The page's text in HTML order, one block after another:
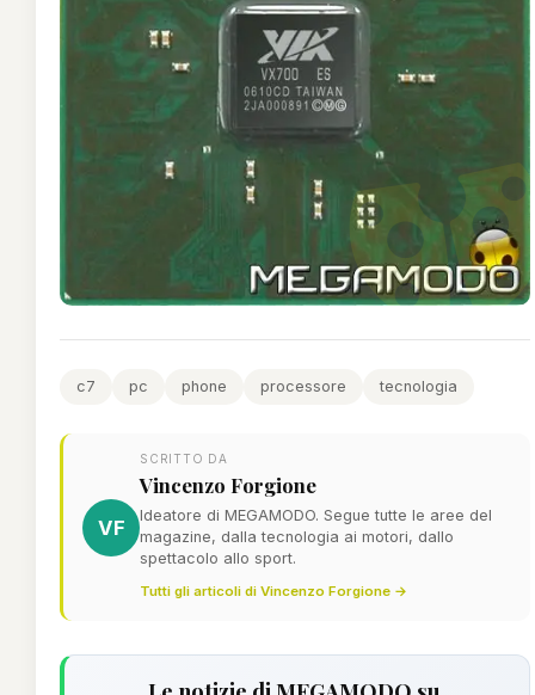
c7 pc phone processore tecnologia
VF
SCRITTO DA
Vincenzo Forgione
Ideatore di MEGAMODO. Segue tutte le aree del
magazine, dalla tecnologia ai motori, dallo
spettacolo allo sport.
Tutti gli articoli di Vincenzo Forgione →